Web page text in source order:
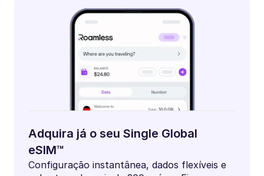
Adquira já o seu Single Global
eSIM™
Configuração instantânea, dados flexíveis e